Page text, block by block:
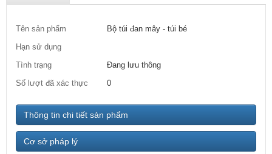
Tên sản phẩm
Bộ túi đan mây - túi bé
Hạn sử dụng
Tình trạng
Đang lưu thông
Số lượt đã xác thực
0
Thông tin chi tiết sản phẩm
Cơ sở pháp lý